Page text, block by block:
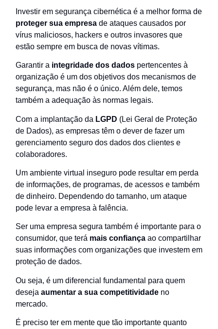
Investir em segurança cibernética é a melhor forma de
proteger sua empresa de ataques causados por
vírus maliciosos, hackers e outros invasores que
estão sempre em busca de novas vítimas.
Garantir a integridade dos dados pertencentes à
organização é um dos objetivos dos mecanismos de
segurança, mas não é o único. Além dele, temos
também a adequação às normas legais.
Com a implantação da LGPD (Lei Geral de Proteção
de Dados), as empresas têm o dever de fazer um
gerenciamento seguro dos dados dos clientes e
colaboradores.
Um ambiente virtual inseguro pode resultar em perda
de informações, de programas, de acessos e também
de dinheiro. Dependendo do tamanho, um ataque
pode levar a empresa à falência.
Ser uma empresa segura também é importante para o
consumidor, que terá mais confiança ao compartilhar
suas informações com organizações que investem em
proteção de dados.
Ou seja, é um diferencial fundamental para quem
deseja aumentar a sua competitividade no
mercado.
É preciso ter em mente que tão importante quanto